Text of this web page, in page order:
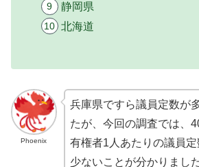
静岡県
北海道
Phoenix
兵庫県ですら議員定数が
たが、今回の調査では、
有権者1人あたりの議員
少ないことが分かりました